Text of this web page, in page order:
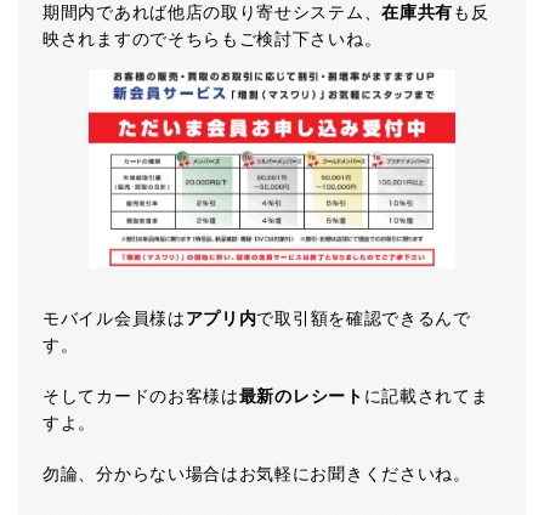
期間内であれば他店の取り寄せシステム、在庫共有も反
映されますのでそちらもご検討下さいね。
モバイル会員様はアプリ内で取引額を確認できるんで
す。
そしてカードのお客様は最新のレシート に記載されてま
すよ。
勿論、分からない場合はお気軽にお聞きくださいね。